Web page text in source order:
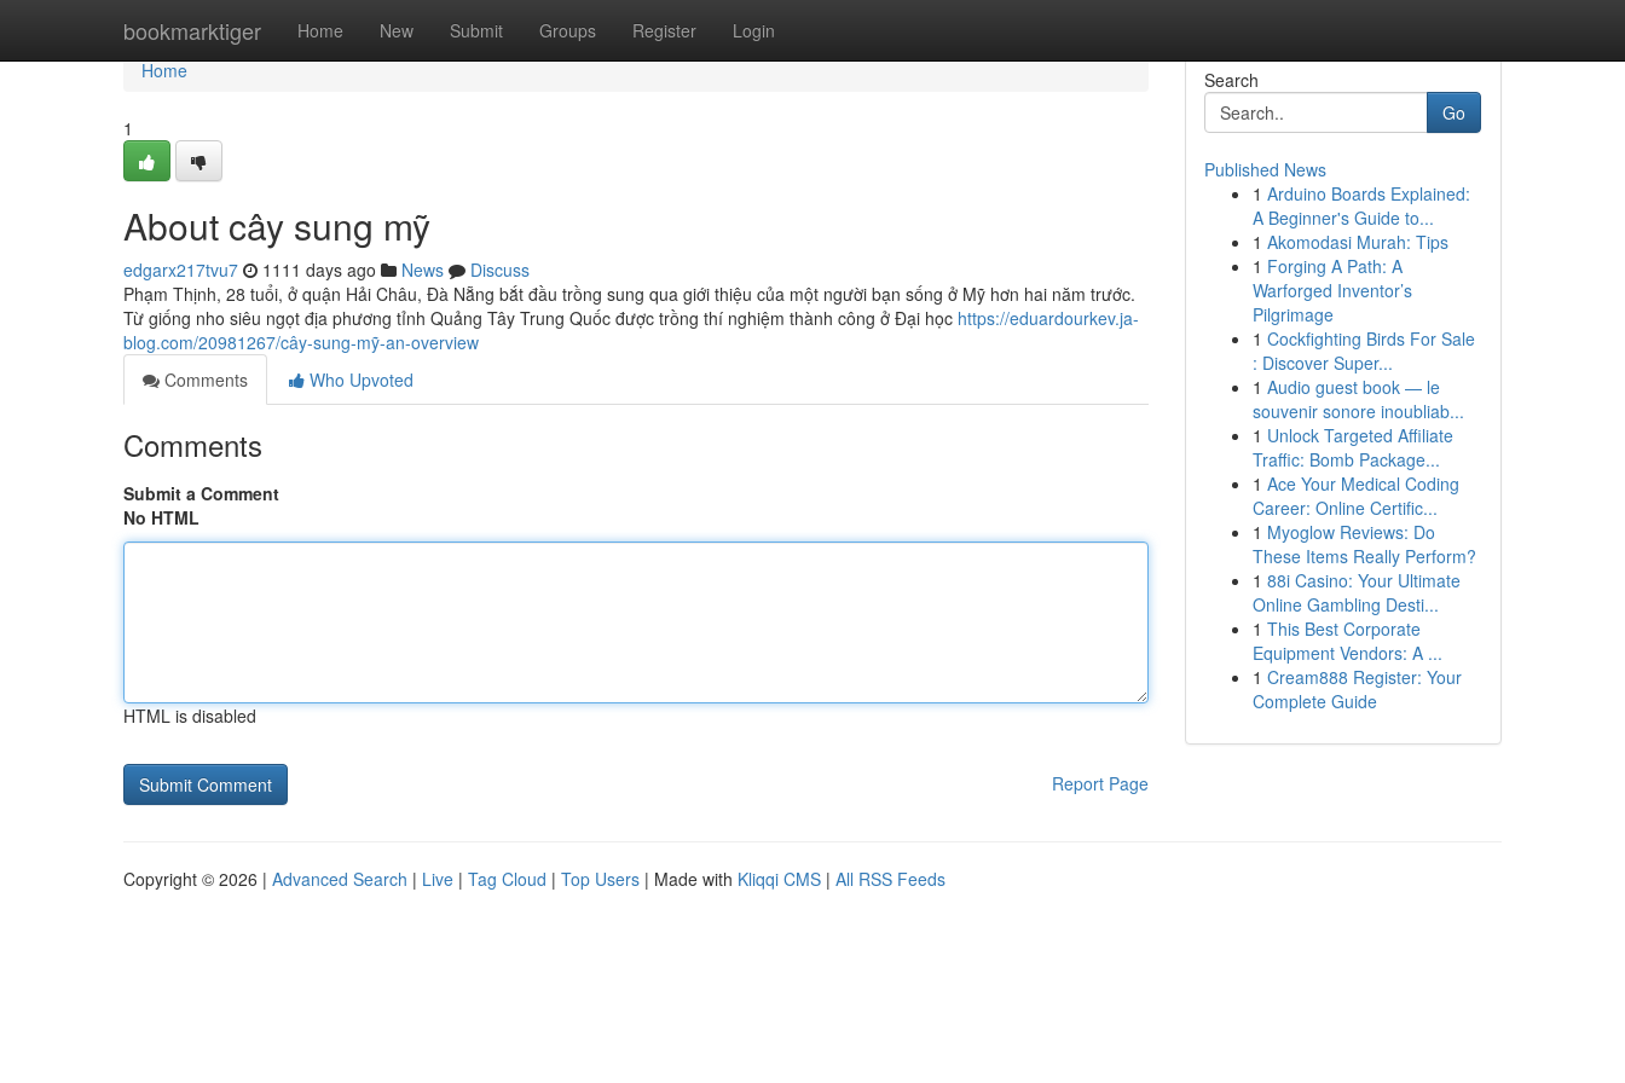
bookmarktiger Home New Submit Groups Register Login
Home
Home
1
About cây sung mỹ
edgarx217tvu7 1111 days ago News
Discuss
Phạm Thịnh, 28 tuổi, ở quận Hải Châu, Đà Nẵng bắt đầu trồng sung qua giới thiệu của một người bạn sống ở Mỹ hơn hai năm trước.
Từ giống nho siêu ngọt địa phương tỉnh Quảng Tây Trung Quốc được trồng thí nghiệm thành công ở Đại học https://eduardourkev.ja-
blog.com/20981267/cây-sung-mỹ-an-overview
Comments
Who Upvoted
Comments
Submit a Comment
No HTML
HTML is disabled
Report Page
Search
Go
Published News
1 Arduino Boards Explained:
A Beginner's Guide to...
1 Akomodasi Murah: Tips
1 Forging A Path: A
Warforged Inventor’s
Pilgrimage
1 Cockfighting Birds For Sale
: Discover Super...
1 Audio guest book — le
souvenir sonore inoubliab...
1 Unlock Targeted Affiliate
Traffic: Bomb Package...
1 Ace Your Medical Coding
Career: Online Certific...
1 Myoglow Reviews: Do
These Items Really Perform?
1 88i Casino: Your Ultimate
Online Gambling Desti...
1 This Best Corporate
Equipment Vendors: A ...
1 Cream888 Register: Your
Complete Guide
Copyright © 2026 | Advanced Search | Live | Tag Cloud | Top Users | Made with Kliqqi CMS | All RSS Feeds